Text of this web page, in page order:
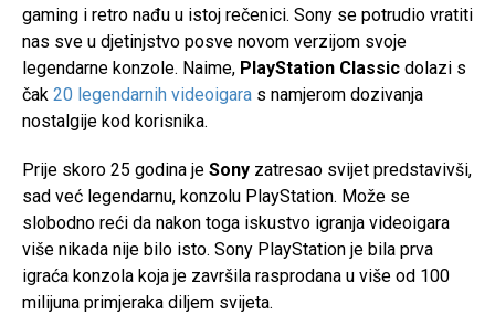
gaming i retro nađu u istoj rečenici. Sony se potrudio vratiti
nas sve u djetinjstvo posve novom verzijom svoje
legendarne konzole. Naime, PlayStation Classic dolazi s
čak 20 legendarnih videoigara s namjerom dozivanja
nostalgije kod korisnika.
Prije skoro 25 godina je Sony zatresao svijet predstavivši,
sad već legendarnu, konzolu PlayStation. Može se
slobodno reći da nakon toga iskustvo igranja videoigara
više nikada nije bilo isto. Sony PlayStation je bila prva
igraća konzola koja je završila rasprodana u više od 100
milijuna primjeraka diljem svijeta.